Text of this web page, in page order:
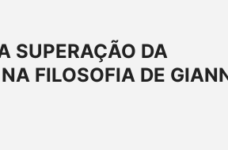
SUPERAÇÃO DA
FILOSOFIA DE